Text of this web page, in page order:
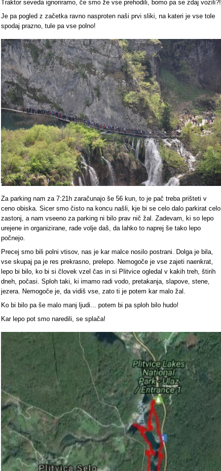
Traktor seveda ignoriramo, če smo že vse prehodili, bomo pa se zdaj vozili?!
Je pa pogled z začetka ravno nasproten naši prvi sliki, na kateri je vse tole
spodaj prazno, tule pa vse polno!
Za parking nam za 7:21h zaračunajo še 56 kun, to je pač treba prišteti v
ceno obiska. Sicer smo čisto na koncu našli, kje bi se celo dalo parkirat celo
zastonj, a nam vseeno za parking ni bilo prav nič žal. Zadevam, ki so lepo
urejene in organizirane, rade volje daš, da lahko to naprej še tako lepo
počnejo.
Precej smo bili polni vtisov, nas je kar malce nosilo postrani. Dolga je bila,
vse skupaj pa je res prekrasno, prelepo. Nemogoče je vse zajeti naenkrat,
lepo bi bilo, ko bi si človek vzel čas in si Plitvice ogledal v kakih treh, štirih
dneh, počasi. Sploh taki, ki imamo radi vodo, pretakanja, slapove, stene,
jezera. Nemogoče je, da vidiš vse, zato ti je potem kar malo žal.
Ko bi bilo pa še malo manj ljudi... potem bi pa sploh bilo hudo!
Kar lepo pot smo naredili, se splača!